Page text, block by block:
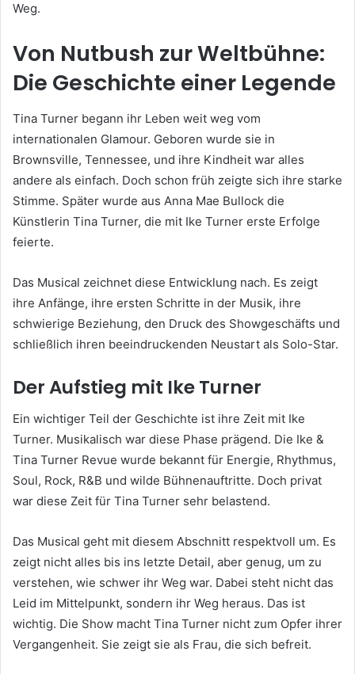
Weg.
Von Nutbush zur Weltbühne:
Die Geschichte einer Legende
Tina Turner begann ihr Leben weit weg vom
internationalen Glamour. Geboren wurde sie in
Brownsville, Tennessee, und ihre Kindheit war alles
andere als einfach. Doch schon früh zeigte sich ihre starke
Stimme. Später wurde aus Anna Mae Bullock die
Künstlerin Tina Turner, die mit Ike Turner erste Erfolge
feierte.
Das Musical zeichnet diese Entwicklung nach. Es zeigt
ihre Anfänge, ihre ersten Schritte in der Musik, ihre
schwierige Beziehung, den Druck des Showgeschäfts und
schließlich ihren beeindruckenden Neustart als Solo-Star.
Der Aufstieg mit Ike Turner
Ein wichtiger Teil der Geschichte ist ihre Zeit mit Ike
Turner. Musikalisch war diese Phase prägend. Die Ike &
Tina Turner Revue wurde bekannt für Energie, Rhythmus,
Soul, Rock, R&B und wilde Bühnenauftritte. Doch privat
war diese Zeit für Tina Turner sehr belastend.
Das Musical geht mit diesem Abschnitt respektvoll um. Es
zeigt nicht alles bis ins letzte Detail, aber genug, um zu
verstehen, wie schwer ihr Weg war. Dabei steht nicht das
Leid im Mittelpunkt, sondern ihr Weg heraus. Das ist
wichtig. Die Show macht Tina Turner nicht zum Opfer ihrer
Vergangenheit. Sie zeigt sie als Frau, die sich befreit.